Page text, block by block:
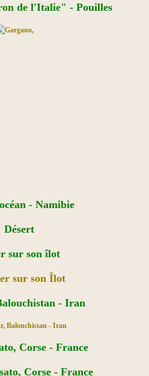
de l'Italie" - Pouilles
- Namibie
sur son îlot
- Iran
Corse - France